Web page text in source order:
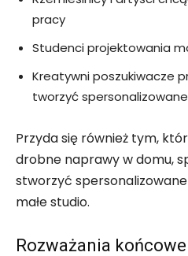
pracy
Studenci projektowania
Kreatywni poszukiwacze
tworzyć
Przyda się również tym,
drobne naprawy w domu,
stworzyć
małe studio.
Rozważania końcowe